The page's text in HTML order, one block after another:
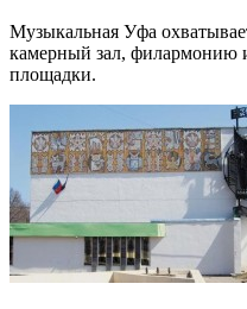
Музыкальная Уфа
камерный зал, филармонию
площадки.